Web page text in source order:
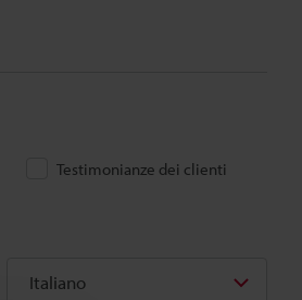
Testimonianze dei clienti
Italiano